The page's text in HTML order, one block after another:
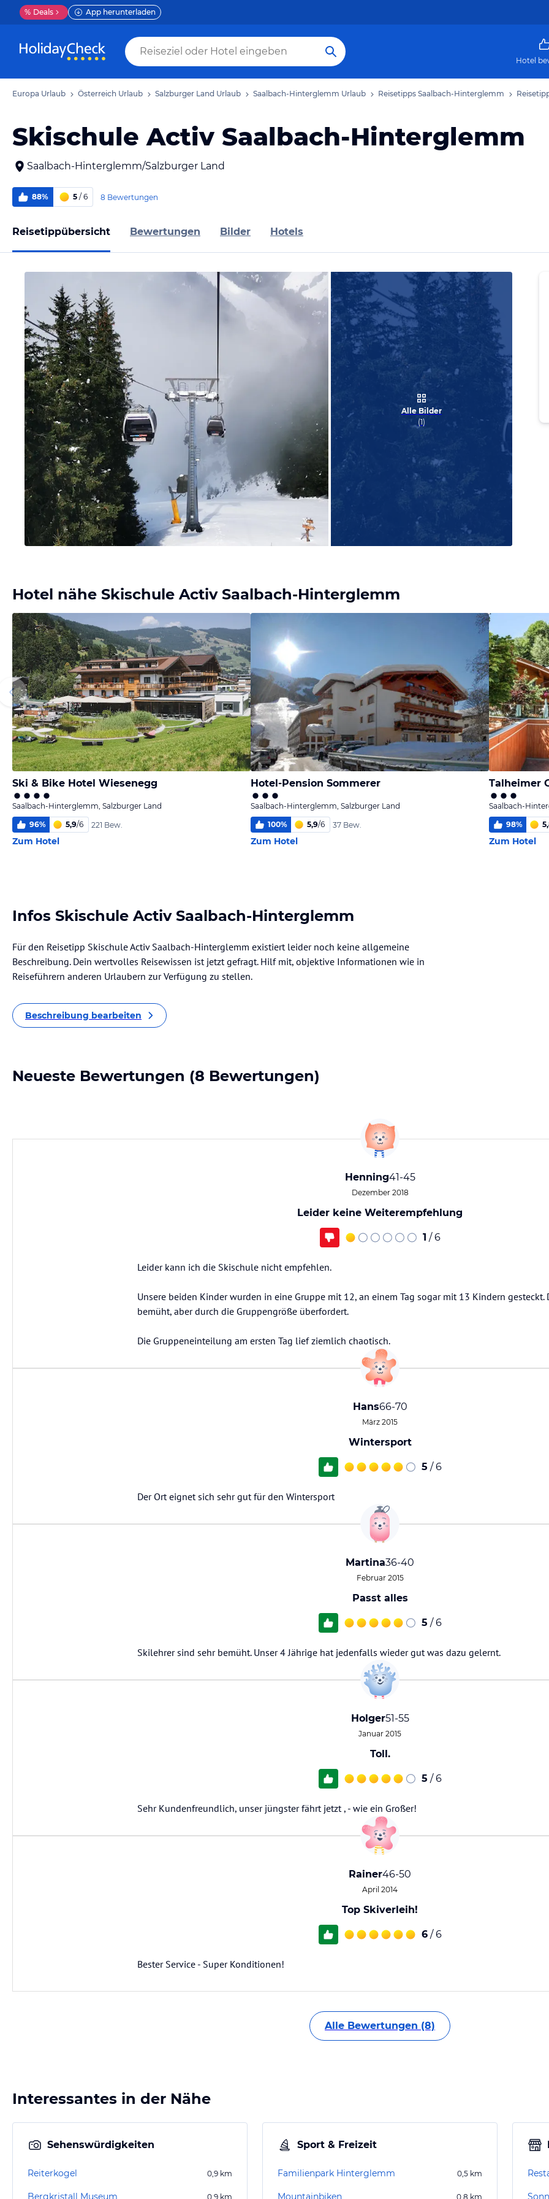
% Deals App herunterladen
Hotel
Europa Urlaub Österreich Urlaub Salzburger Land Urlaub Saalbach-Hinterglemm Urlaub Reisetipps Saalbach-Hinterglemm
Skischule Activ Saalbach-Hinterglemm
Saalbach-Hinterglemm/Salzburger Land
88% 5 / 6 8 Bewertungen
Reisetippübersicht Bewertungen Bilder Hotels
Alle Bilder
(1)
Hotel nähe Skischule Activ Saalbach-Hinterglemm
Ski & Bike Hotel Wiesenegg
Saalbach-Hinterglemm, Salzburger Land
96% 5,9/6 221 Bew.
Zum Hotel
Hotel-Pension Sommerer
Saalbach-Hinterglemm, Salzburger Land
100% 5,9/6 37 Bew.
Zum Hotel
Talheimer
Saalbach-
98%
Zum Hotel
Infos Skischule Activ Saalbach-Hinterglemm
Für den Reisetipp Skischule Activ Saalbach-Hinterglemm existiert leider noch keine allgemeine
Beschreibung. Dein wertvolles Reisewissen ist jetzt gefragt. Hilf mit, objektive Informationen wie in
Reiseführern anderen Urlaubern zur Verfügung zu stellen.
Beschreibung bearbeiten
Neueste Bewertungen (8 Bewertungen)
Henning41-45
Dezember 2018
Leider keine Weiterempfehlung
1 / 6
Leider kann ich die Skischule nicht empfehlen.
Unsere beiden Kinder wurden in eine Gruppe mit 12, an einem Tag sogar mit 13 Kindern gesteckt.
bemüht, aber durch die Gruppengröße überfordert.
Die Gruppeneinteilung am ersten Tag lief ziemlich chaotisch.
Hans66-70
März 2015
Wintersport
5 / 6
Der Ort eignet sich sehr gut für den Wintersport
Martina36-40
Februar 2015
Passt alles
5 / 6
Skilehrer sind sehr bemüht. Unser 4 Jährige hat jedenfalls wieder gut was dazu gelernt.
Holger51-55
Januar 2015
Toll.
5 / 6
Sehr Kundenfreundlich, unser jüngster fährt jetzt , - wie ein Großer!
Rainer46-50
April 2014
Top Skiverleih!
6 / 6
Bester Service - Super Konditionen!
Alle Bewertungen (8)
Interessantes in der Nähe
Sehenswürdigkeiten
Reiterkogel 0,9 km
Bergkristall Museum 0,9 km
Sport & Freizeit
Familienpark Hinterglemm 0,5 km
Mountainbiken 0,8 km